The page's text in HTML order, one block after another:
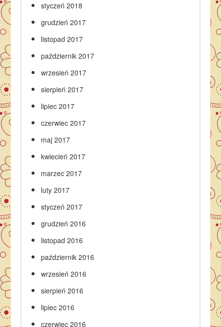
styczeń 2018
grudzień 2017
listopad 2017
październik 2017
wrzesień 2017
sierpień 2017
lipiec 2017
czerwiec 2017
maj 2017
kwiecień 2017
marzec 2017
luty 2017
styczeń 2017
grudzień 2016
listopad 2016
październik 2016
wrzesień 2016
sierpień 2016
lipiec 2016
czerwiec 2016